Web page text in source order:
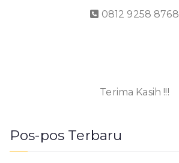
0812 9258 8768
Terima Kasih !!!
Pos-pos Terbaru